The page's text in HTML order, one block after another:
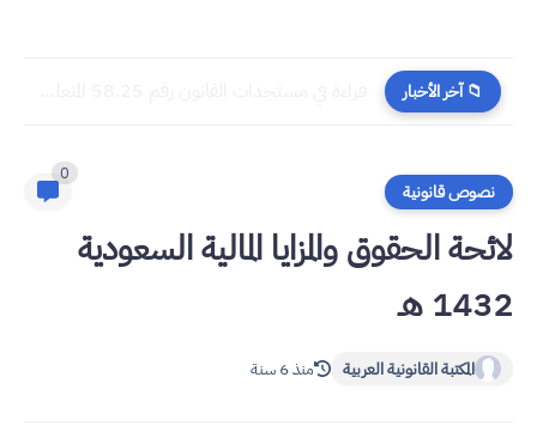
📁 آخر الأخبار
نصوص قانونية
0
لائحة الحقوق والمزايا المالية السعودية
1432 هـ
المكتبة القانونية العربية منذ 6 سنة